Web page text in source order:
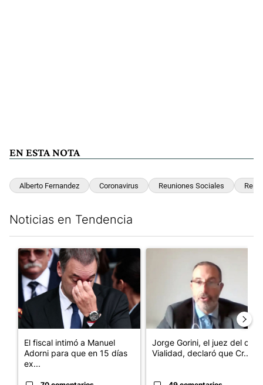
EN ESTA NOTA
Alberto Fernandez Coronavirus Reuniones Sociales
Noticias en Tendencia
Un artículo de tendencia con el título "El fiscal intimó a
El fiscal intimó a Manuel
Adorni para que en 15 días
ex...
Jorge Gorini, el juez del caso
Vialidad, declaró que Cr...